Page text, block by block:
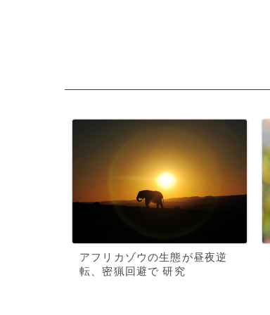
アフリカゾウの生態が昼夜逆
転、密猟回避で 研究